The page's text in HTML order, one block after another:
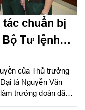
chuẩn bị
Tư lệnh
của Thủ trưởng
tá Nguyễn Văn
trưởng đoàn đã